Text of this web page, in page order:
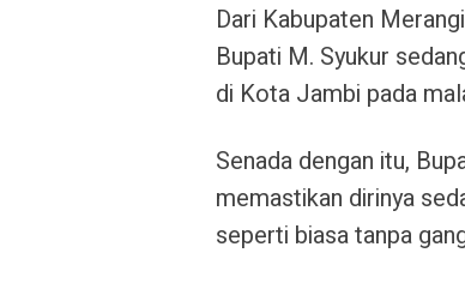
Dari Kabupaten
Bupati M. Syukur
di Kota Jambi pada
Senada dengan itu,
memastikan dirinya
seperti biasa tanpa